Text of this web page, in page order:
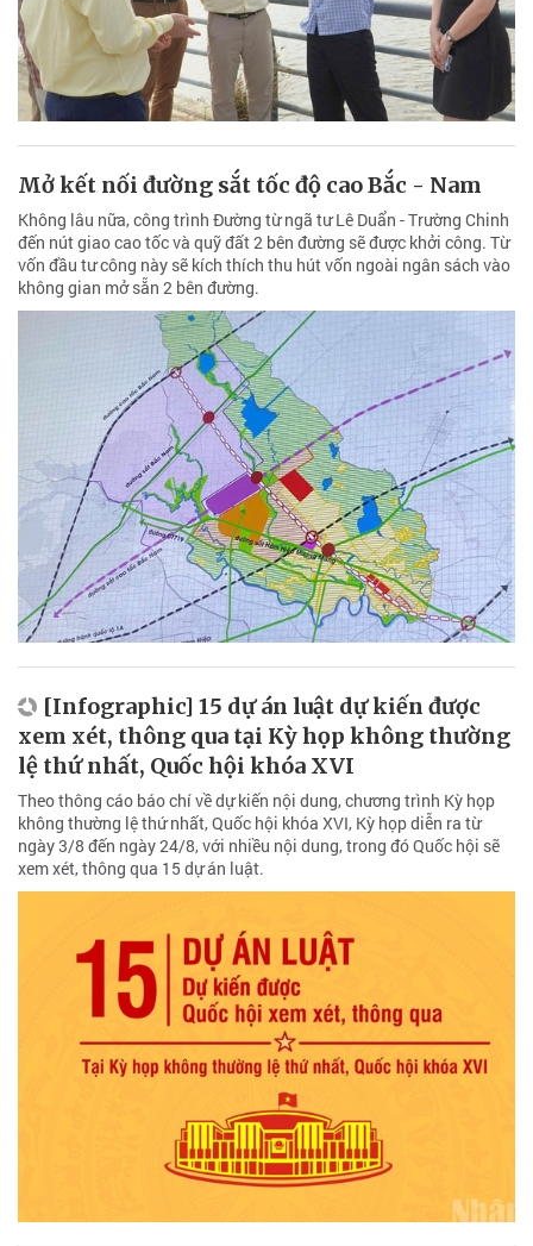
Mở kết nối đường sắt tốc độ cao Bắc - Nam
Không lâu nữa, công trình Đường từ ngã tư Lê Duẩn - Trường Chinh
đến nút giao cao tốc và quỹ đất 2 bên đường sẽ được khởi công. Từ
vốn đầu tư công này sẽ kích thích thu hút vốn ngoài ngân sách vào
không gian mở sẵn 2 bên đường.
[Infographic] 15 dự án luật dự kiến được
xem xét, thông qua tại Kỳ họp không thường
lệ thứ nhất, Quốc hội khóa XVI
Theo thông cáo báo chí về dự kiến nội dung, chương trình Kỳ họp
không thường lệ thứ nhất, Quốc hội khóa XVI, Kỳ họp diễn ra từ
ngày 3/8 đến ngày 24/8, với nhiều nội dung, trong đó Quốc hội sẽ
xem xét, thông qua 15 dự án luật.